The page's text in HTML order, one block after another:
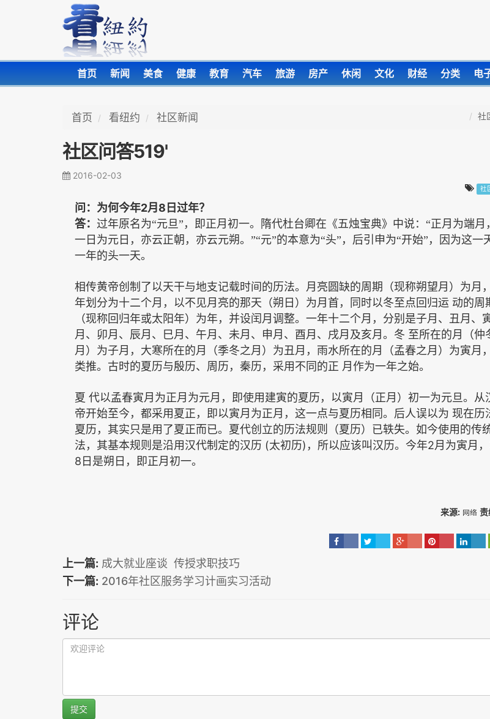
首页 新闻 美食 健康 教育 汽车 旅游 房产 休闲 文化 财经 分类 电
首页 看纽约 社区新闻 社
社区问答519'
2016-02-03
社
问：为何今年2月 8 日过年？
答： 过年原名为“元旦”，即正月初一。隋代杜台卿在《五烛宝典》中说：“正月为端月
一日为元日，亦云正朝，亦云元朔。”“元”的本意为“头”，后引申为“开始”，因为这一
一年的头一天。
相传黄帝创制了以天干与地支记载时间的历法。月亮圆缺的周期（现称朔望月）为月
年划分为十二个月，以不见月亮的那天（朔日）为月首，同时以冬至点回归运 动的周
（现称回归年或太阳年）为年，并设闰月调整。一年十二个月，分别是子月、丑月、
月、卯月、辰月、巳月、午月、未月、申月、酉月、戌月及亥月。冬 至所在的月（仲
月）为子月，大寒所在的月（季冬之月）为丑月，雨水所在的月（孟春之月）为寅月
类推。古时的夏历与殷历、周历，秦历，采用不同的正 月作为一年之始。
夏 代以孟春寅月为正月为元月，即使用建寅的夏历，以寅月（正月）初一为元旦。从
帝开始至今，都采用夏正，即以寅月为正月，这一点与夏历相同。后人误以为 现在历
夏历，其实只是用了夏正而已。夏代创立的历法规则（夏历）已轶失。如今使用的传
法，其基本规则是沿用汉代制定的汉历 (太初历) ，所以应该叫汉历。今年2月为寅月，
8 日是朔日，即正月初一。
来源: 网络 责
上一篇: 成大就业座谈 传授求职技巧
下一篇: 2016年社区服务学习计画实习活动
评论
提交